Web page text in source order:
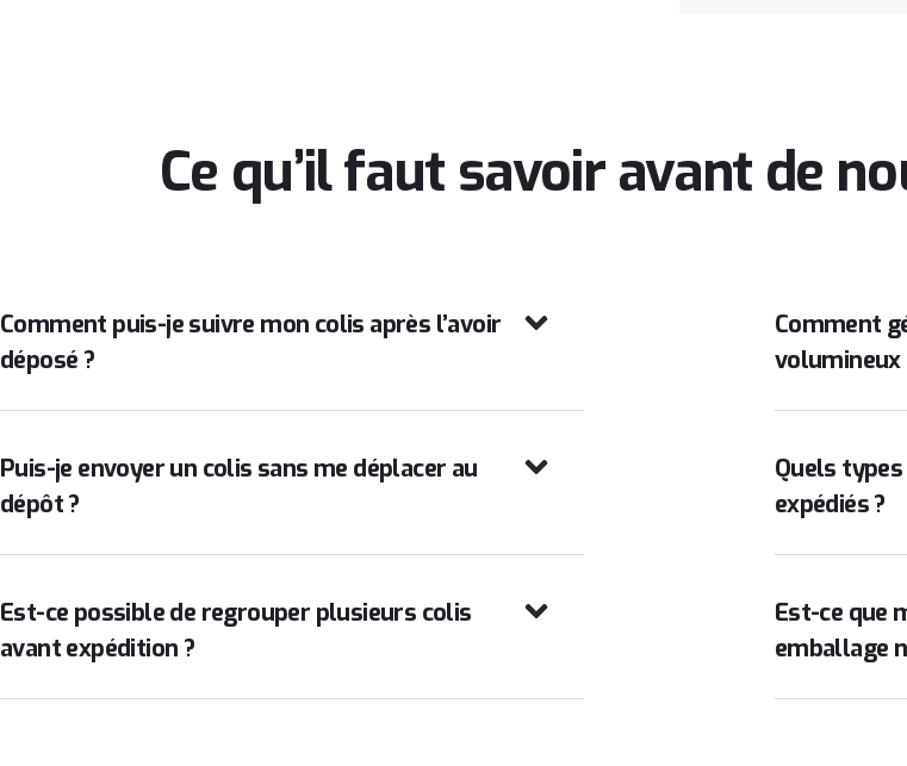
Ce qu’il faut savoir avant de
Comment puis-je suivre mon colis après l’avoir
déposé ?
Puis-je envoyer un colis sans me déplacer au
dépôt ?
Est-ce possible de regrouper plusieurs colis
avant expédition ?
Comment
volumineux
Quels
expédiés ?
Est-ce que
emballage